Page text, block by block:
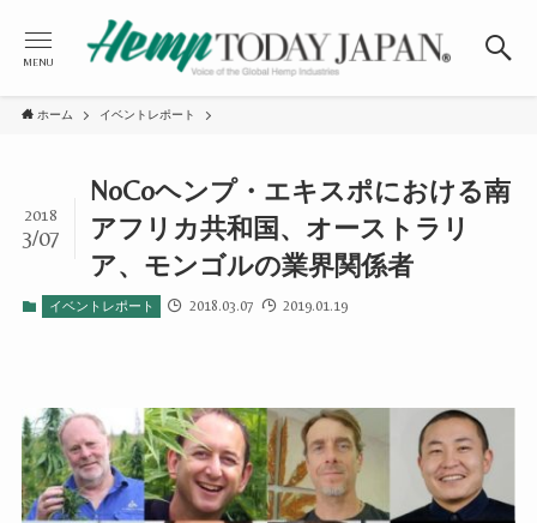
MENU
ホーム イベントレポート
NoCoヘンプ・エキスポにおける南
アフリカ共和国、オーストラリ
ア、モンゴルの業界関係者
2018
3/07
イベントレポート 2018.03.07 2019.01.19